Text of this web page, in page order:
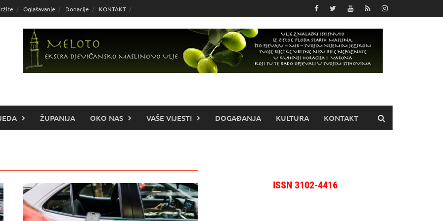
Oglašavanje Donacije KONTAKT
ŽUPANIJA OKO NAS VAŠE VIJESTI DOGAĐANJA KULTURA KONTAKT
ISSN 3102-4416